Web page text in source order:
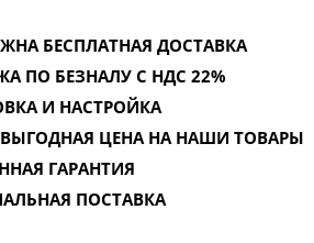
БЕСПЛАТНАЯ ДОСТАВКА
ПО БЕЗНАЛУ С НДС 22%
И НАСТРОЙКА
ЦЕНА НА НАШИ ТОВАРЫ
ГАРАНТИЯ
ПОСТАВКА